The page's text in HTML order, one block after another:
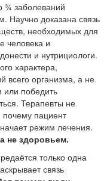
заболеваний
Научно доказана связь
необходимых для
человека и
и нутрициологи.
характера,
всего организма, а не
или победить
Терапевты не
пациент
режим лечения.
не здоровьем.
только одна
связь